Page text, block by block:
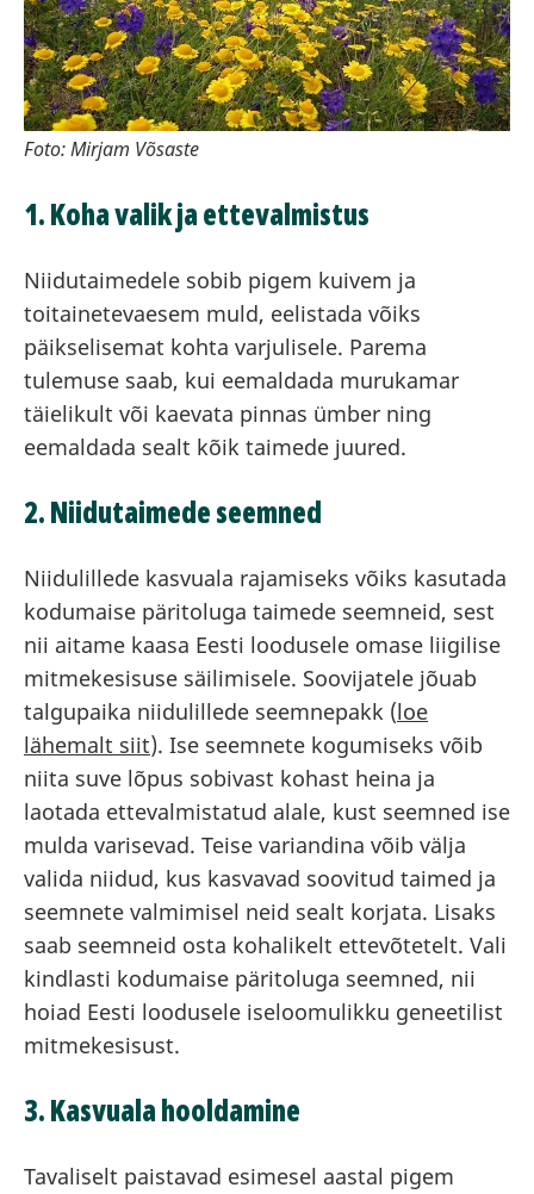
Foto: Mirjam Võsaste
1. Koha valik ja ettevalmistus
Niidutaimedele sobib pigem kuivem ja
toitainetevaesem muld, eelistada võiks
päikselisemat kohta varjulisele. Parema
tulemuse saab, kui eemaldada murukamar
täielikult või kaevata pinnas ümber ning
eemaldada sealt kõik taimede juured.
2. Niidutaimede seemned
Niidulillede kasvuala rajamiseks võiks kasutada
kodumaise päritoluga taimede seemneid, sest
nii aitame kaasa Eesti loodusele omase liigilise
mitmekesisuse säilimisele. Soovijatele jõuab
talgupaika niidulillede seemnepakk (loe
lähemalt siit). Ise seemnete kogumiseks võib
niita suve lõpus sobivast kohast heina ja
laotada ettevalmistatud alale, kust seemned ise
mulda varisevad. Teise variandina võib välja
valida niidud, kus kasvavad soovitud taimed ja
seemnete valmimisel neid sealt korjata. Lisaks
saab seemneid osta kohalikelt ettevõtetelt. Vali
kindlasti kodumaise päritoluga seemned, nii
hoiad Eesti loodusele iseloomulikku geneetilist
mitmekesisust.
3. Kasvuala hooldamine
Tavaliselt paistavad esimesel aastal pigem